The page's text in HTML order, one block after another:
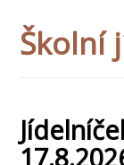
Školní